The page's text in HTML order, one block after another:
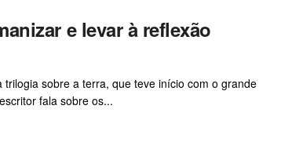
e levar à reflexão
sobre a terra, que teve início com o grande
fala sobre os...